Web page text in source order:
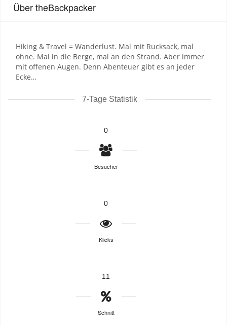
Über theBackpacker
Hiking & Travel = Wanderlust. Mal mit Rucksack, mal
ohne. Mal in die Berge, mal an den Strand. Aber immer
mit offenen Augen. Denn Abenteuer gibt es an jeder
Ecke…
7-Tage Statistik
0
Besucher
0
Klicks
11
Schnitt